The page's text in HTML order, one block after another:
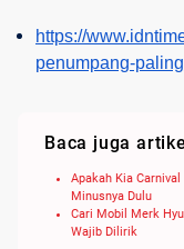
https://
penumpang-
Baca juga
Apakah Kia
Minusnya Dulu
Cari Mobil Merk
Wajib Dilirik